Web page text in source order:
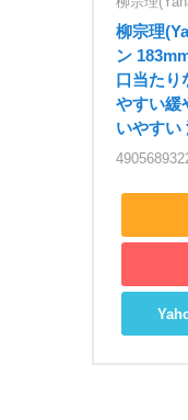
柳宗理
ン
口当たり
やすい緩
いやすい